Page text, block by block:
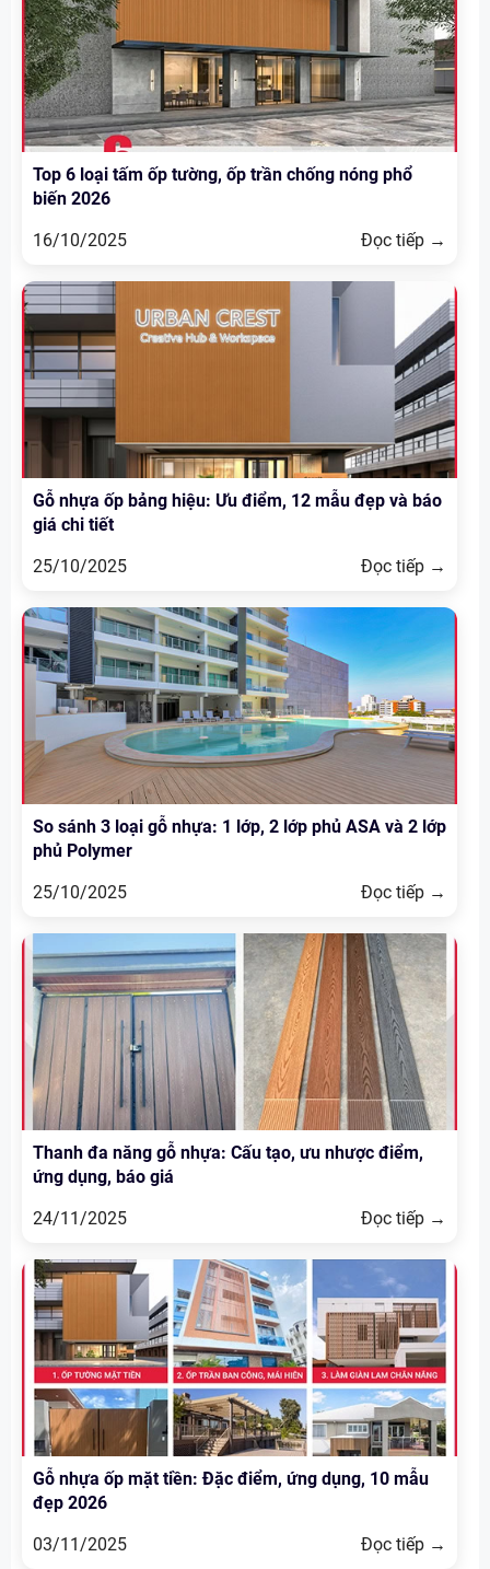
Top 6 loại tấm ốp tường, ốp trần chống nóng phổ
biến 2026
16/10/2025
Đọc tiếp →
Gỗ nhựa ốp bảng hiệu: Ưu điểm, 12 mẫu đẹp và báo
giá chi tiết
25/10/2025
Đọc tiếp →
So sánh 3 loại gỗ nhựa: 1 lớp, 2 lớp phủ ASA và 2 lớp
phủ Polymer
25/10/2025
Đọc tiếp →
Thanh đa năng gỗ nhựa: Cấu tạo, ưu nhược điểm,
ứng dụng, báo giá
24/11/2025
Đọc tiếp →
Gỗ nhựa ốp mặt tiền: Đặc điểm, ứng dụng, 10 mẫu
đẹp 2026
03/11/2025
Đọc tiếp →